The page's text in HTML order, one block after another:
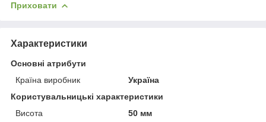
Приховати
Характеристики
Основні атрибути
Країна виробник
Україна
Користувальницькі характеристики
Висота
50 мм